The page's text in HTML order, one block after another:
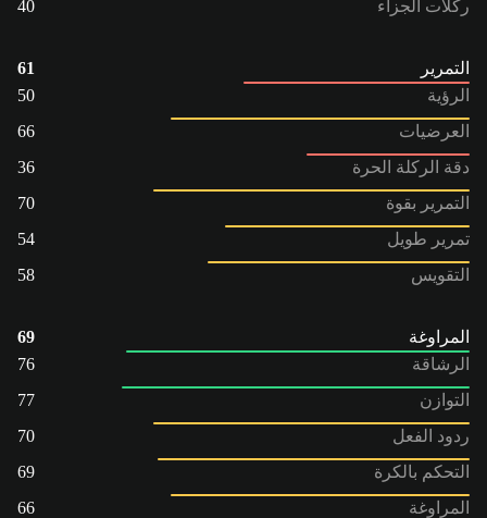
ركلات الجزاء
40
التمرير
61
الرؤية
50
العرضيات
66
دقة الركلة الحرة
36
التمرير بقوة
70
تمرير طويل
54
التقويس
58
المراوغة
69
الرشاقة
76
التوازن
77
ردود الفعل
70
التحكم بالكرة
69
المراوغة
66